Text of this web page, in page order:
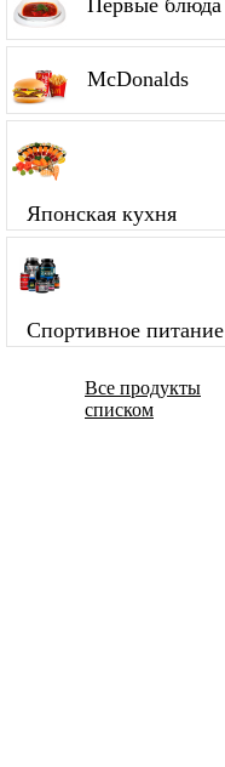
Первые блюда
McDonalds
Японская кухня
Спортивное питание
Все продукты
списком